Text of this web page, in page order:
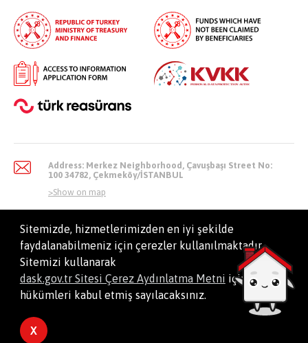
Address: Merkez Neighborhood, Çavuşbaşı Street No:
100 34782, Çekmeköy/İSTANBUL
>Show on map
info@dask.gov.tr
Sitemizde, hizmetlerimizden en iyi şekilde
faydalanabilmeniz için çerezler kullanılmaktadır.
Sitemizi kullanarak
dask.gov.tr Sitesi Çerez Aydınlatma Metni içindeki
hükümleri kabul etmiş sayılacaksınız.
X